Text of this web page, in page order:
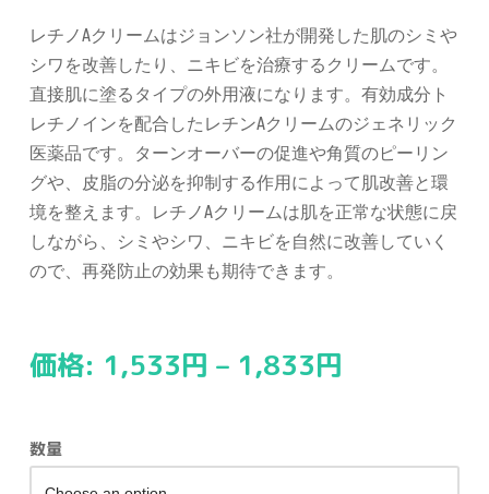
レチノAクリームはジョンソン社が開発した肌のシミや
シワを改善したり、ニキビを治療するクリームです。
直接肌に塗るタイプの外用液になります。有効成分ト
レチノインを配合したレチンAクリームのジェネリック
医薬品です。ターンオーバーの促進や角質のピーリン
グや、皮脂の分泌を抑制する作用によって肌改善と環
境を整えます。レチノAクリームは肌を正常な状態に戻
しながら、シミやシワ、ニキビを自然に改善していく
ので、再発防止の効果も期待できます。
価格: 1,533円 – 1,833円
数量